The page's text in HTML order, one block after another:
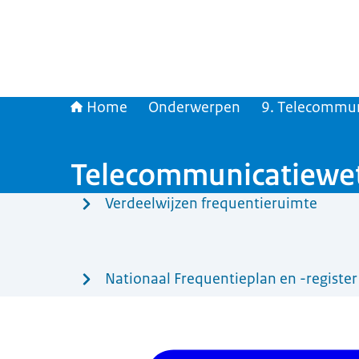
Home Onderwerpen 9.
Verdeelwijzen frequentieruimte
Nationaal Frequentieplan en -register